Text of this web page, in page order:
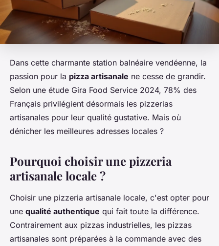
Dans cette charmante station balnéaire vendéenne, la
passion pour la pizza artisanale ne cesse de grandir.
Selon une étude Gira Food Service 2024, 78% des
Français privilégient désormais les pizzerias
artisanales pour leur qualité gustative. Mais où
dénicher les meilleures adresses locales ?
Pourquoi choisir une pizzeria
artisanale locale ?
Choisir une pizzeria artisanale locale, c'est opter pour
une qualité authentique qui fait toute la différence.
Contrairement aux pizzas industrielles, les pizzas
artisanales sont préparées à la commande avec des